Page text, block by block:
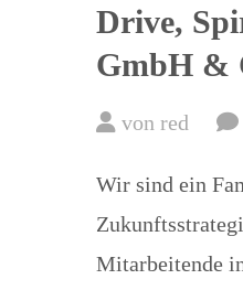
Drive,
GmbH &
von red
Wir sind ein
Mitarbeitende